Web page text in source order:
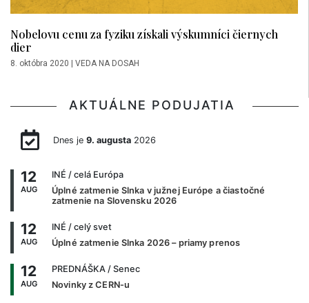
Nobelovu cenu za fyziku získali výskumníci čiernych
dier
8. októbra 2020 VEDA NA DOSAH
AKTUÁLNE PODUJATIA
Dnes je 9. augusta2026
12
AUG
INÉ / celá Európa
Úplné zatmenie Slnka v južnej Európe a čiastočné
zatmenie na Slovensku 2026
12
AUG
INÉ / celý svet
Úplné zatmenie Slnka 2026 – priamy prenos
12
AUG
PREDNÁŠKA / Senec
Novinky z CERN-u